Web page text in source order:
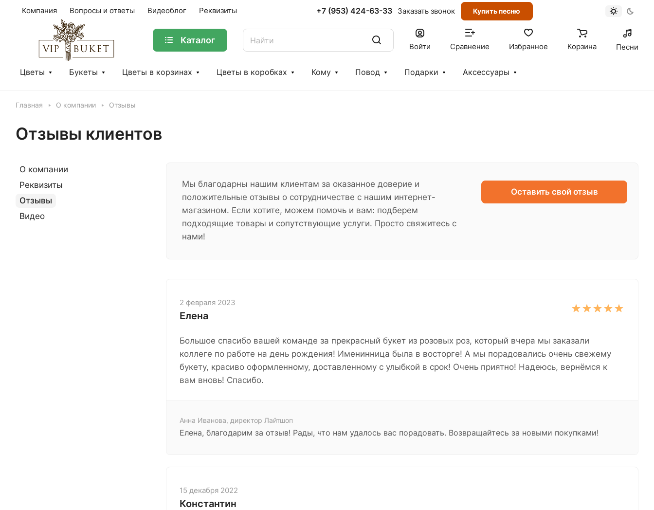
Компания Вопросы и ответы Видеоблог Реквизиты +7 (953) 424-63-33 Заказать звонок Купить песню
Каталог
Войти Сравнение Избранное Корзина Песни
Цветы Букеты Цветы в корзинах Цветы в коробках Кому Повод Подарки Аксессуары
Главная О компании Отзывы
Отзывы клиентов
Мы благодарны нашим клиентам за оказанное доверие и
положительные отзывы о сотрудничестве с нашим интернет-
магазином. Если хотите, можем помочь и вам: подберем
подходящие товары и сопутствующие услуги. Просто свяжитесь с
нами!
Оставить свой отзыв
2 февраля 2023
Елена
Большое спасибо вашей команде за прекрасный букет из розовых роз, который вчера мы заказали
коллеге по работе на день рождения! Именинница была в восторге! А мы порадовались очень свежему
букету, красиво оформленному, доставленному с улыбкой в срок! Очень приятно! Надеюсь, вернёмся к
вам вновь! Спасибо.
Анна Иванова, директор Лайтшоп
Елена, благодарим за отзыв! Рады, что нам удалось вас порадовать. Возвращайтесь за новыми покупками!
15 декабря 2022
Константин
О компании
Реквизиты
Отзывы
Видео